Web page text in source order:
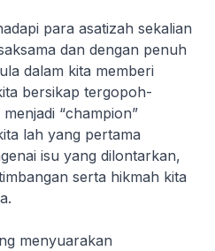
para asatizah sekalian
dan dengan penuh
dalam kita memberi
bersikap tergopoh-
“champion”
lah yang pertama
isu yang dilontarkan,
serta hikmah kita
menyuarakan